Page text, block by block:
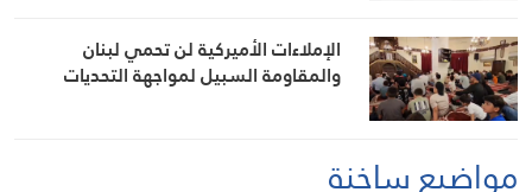
الإملاءات الأميركية لن تحمي لبنان
والمقاومة السبيل لمواجهة التحديات
مواضيع ساخنة